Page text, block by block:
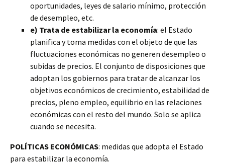
oportunidades, leyes de salario mínimo, protección
de desempleo, etc.
e) Trata de estabilizar la economía: el Estado
planifica y toma medidas con el objeto de que las
fluctuaciones económicas no generen desempleo o
subidas de precios. El conjunto de disposiciones que
adoptan los gobiernos para tratar de alcanzar los
objetivos económicos de crecimiento, estabilidad de
precios, pleno empleo, equilibrio en las relaciones
económicas con el resto del mundo. Solo se aplica
cuando se necesita.
POLÍTICAS ECONÓMICAS: medidas que adopta el Estado
para estabilizar la economía.